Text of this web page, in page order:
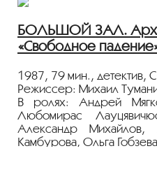
Показ пройдёт с
Госфильмофонда России.
Лента
БОЛЬШОЙ ЗАЛ.
«Свободное
1987, 79 мин., детектив,
Режиссер: Михаил
В ролях: Андрей
Любомирас
Александр
Камбурова, Ольга Гобзева
Пятеро
рецидивистами,